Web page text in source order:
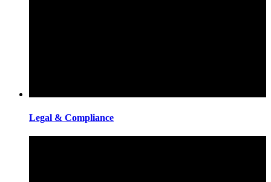
Legal & Compliance